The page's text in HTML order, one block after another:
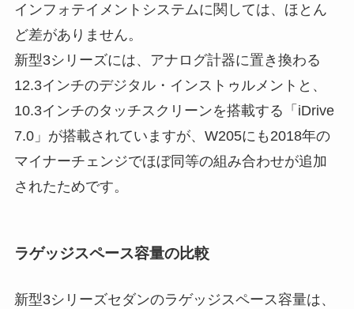
インフォテイメントシステムに関しては、ほとん
ど差がありません。
新型3シリーズには、アナログ計器に置き換わる
12.3インチのデジタル・インストゥルメントと、
10.3インチのタッチスクリーンを搭載する「iDrive
7.0」が搭載されていますが、W205にも2018年の
マイナーチェンジでほぼ同等の組み合わせが追加
されたためです。
ラゲッジスペース容量の比較
新型3シリーズセダンのラゲッジスペース容量は、